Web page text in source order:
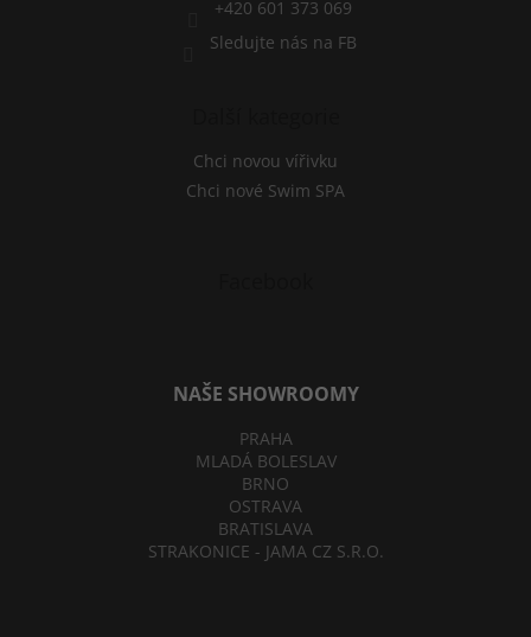
+420 601 373 069
Sledujte nás na FB
Chci novou vířivku
Chci nové Swim SPA
NAŠE SHOWROOMY
PRAHA
MLADÁ BOLESLAV
BRNO
OSTRAVA
BRATISLAVA
STRAKONICE - JAMA CZ S.R.O.